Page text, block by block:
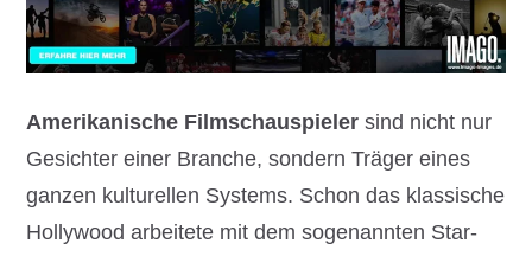
Amerikanische Filmschauspieler sind nicht nur
Gesichter einer Branche, sondern Träger eines
ganzen kulturellen Systems. Schon das klassische
Hollywood arbeitete mit dem sogenannten Star-